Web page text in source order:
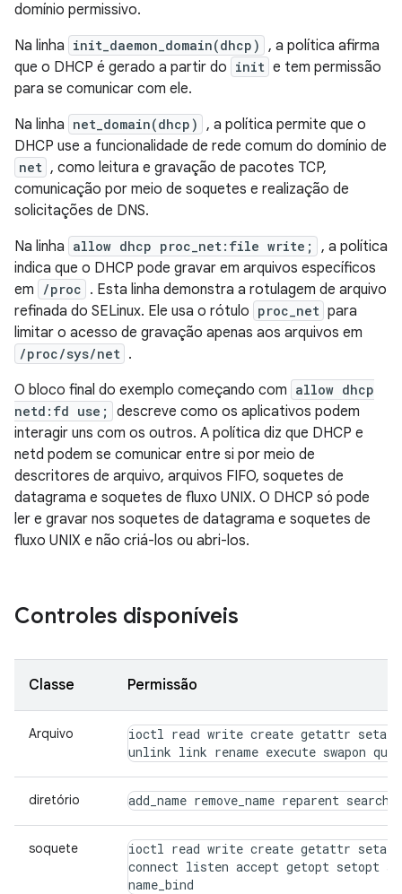
domínio permissivo.
Na linha init_daemon_domain(dhcp) , a política afirma
que o DHCP é gerado a partir do init e tem permissão
para se comunicar com ele.
Na linha net_domain(dhcp) , a política permite que o
DHCP use a funcionalidade de rede comum do domínio de
net , como leitura e gravação de pacotes TCP,
comunicação por meio de soquetes e realização de
solicitações de DNS.
Na linha allow dhcp proc_net:file write;
, a política
indica que o DHCP pode gravar em arquivos específicos
em
/proc . Esta linha demonstra a rotulagem de arquivo
refinada do SELinux. Ele usa o rótulo proc_net para
limitar o acesso de gravação apenas aos arquivos em
/proc/sys/net .
O bloco final do exemplo começando com allow dhcp
netd:fd use;
descreve como os aplicativos podem
interagir uns com os outros. A política diz que DHCP e
netd podem se comunicar entre si por meio de
descritores de arquivo, arquivos FIFO, soquetes de
datagrama e soquetes de fluxo UNIX. O DHCP só pode
ler e gravar nos soquetes de datagrama e soquetes de
fluxo UNIX e não criá-los ou abri-los.
Controles disponíveis
Classe Permissão
Arquivo
ioctl read write create getattr
unlink link rename execute swapon
diretório add_name remove_name reparent
soquete
ioctl read write create getattr
connect listen accept getopt setopt
name_bind